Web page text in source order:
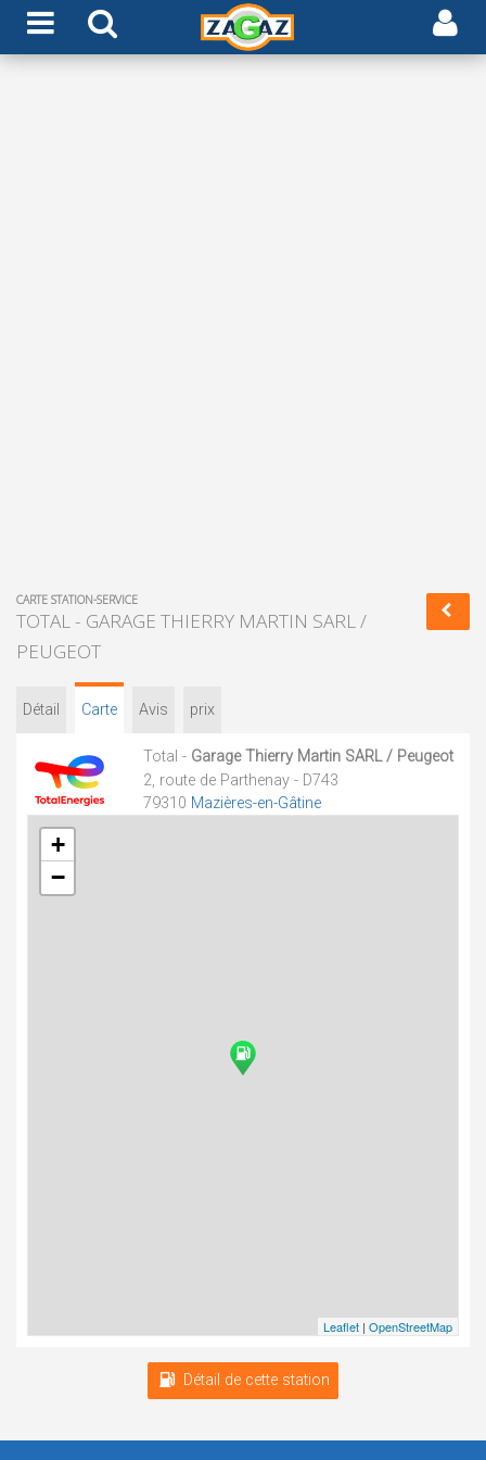
CARTE STATION-SERVICE
TOTAL - GARAGE THIERRY MARTIN SARL /
PEUGEOT
Détail Carte Avis prix
Total - Garage Thierry Martin SARL / Peugeot
2, route de Parthenay - D743
79310 Mazières-en-Gâtine
+
−
Leaflet | OpenStreetMap
Détail de cette station